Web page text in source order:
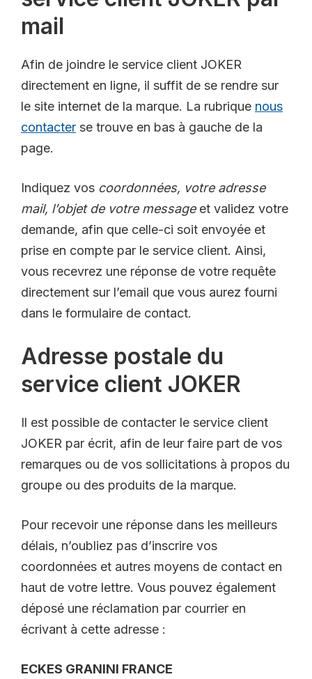
mail
Afin de joindre le service client JOKER
directement en ligne, il suffit de se rendre sur
le site internet de la marque. La rubrique nous
contacter se trouve en bas à gauche de la
page.
Indiquez vos coordonnées, votre adresse
mail, l’objet de votre messageet validez votre
demande, afin que celle-ci soit envoyée et
prise en compte par le service client. Ainsi,
vous recevrez une réponse de votre requête
directement sur l’email que vous aurez fourni
dans le formulaire de contact.
Adresse postale du
service client JOKER
Il est possible de contacter le service client
JOKER par écrit, afin de leur faire part de vos
remarques ou de vos sollicitations à propos du
groupe ou des produits de la marque.
Pour recevoir une réponse dans les meilleurs
délais, n’oubliez pas d’inscrire vos
coordonnées et autres moyens de contact en
haut de votre lettre. Vous pouvez également
déposé une réclamation par courrier en
écrivant à cette adresse :
ECKES GRANINI FRANCE